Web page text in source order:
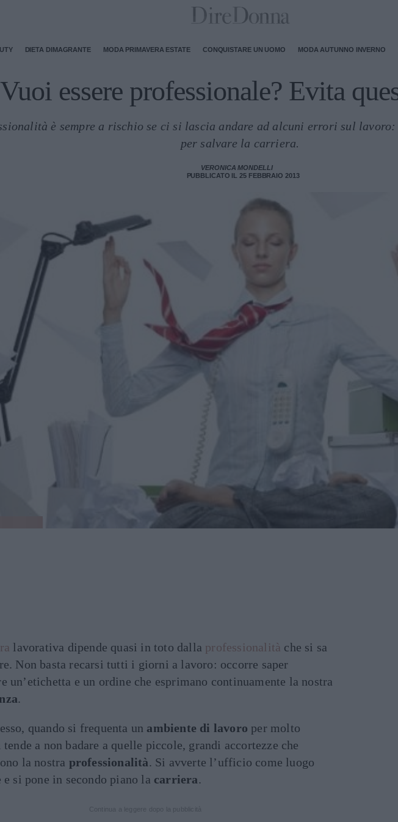
DIETA DIMAGRANTE MODA PRIMAVERA ESTATE CONQUISTARE UN UOMO MODA AUTUNNO INVERNO
Vuoi essere professionale? Evita
è sempre a rischio se ci si lascia andare ad alcuni errori sul lavoro:
per salvare la carriera.
VERONICA MONDELLI
PUBBLICATO IL 25 FEBBRAIO 2013
lavorativa dipende quasi in toto dalla professionalità che si sa
Non basta recarsi tutti i giorni a lavoro: occorre saper
un’etichetta e un ordine che esprimano continuamente la nostra
.
quando si frequenta un ambiente di lavoro per molto
a non badare a quelle piccole, grandi accortezze che
la nostra professionalità. Si avverte l’ufficio come luogo
si pone in secondo piano la carriera.